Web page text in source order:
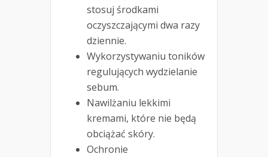
stosuj środkami
oczyszczającymi dwa razy
dziennie.
Wykorzystywaniu toników
regulujących wydzielanie
sebum.
Nawilżaniu lekkimi
kremami, które nie będą
obciążać skóry.
Ochronie